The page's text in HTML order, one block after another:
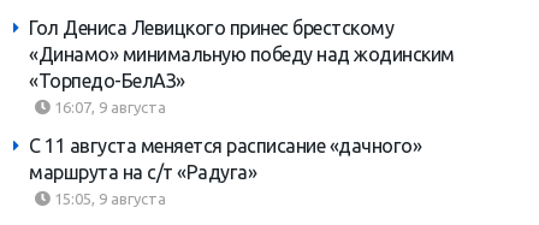
Гол Дениса Левицкого принес брестскому
«Динамо» минимальную победу над жодинским
«Торпедо-БелАЗ»
16:07, 9 августа
С 11 августа меняется расписание «дачного»
маршрута на с/т «Радуга»
15:05, 9 августа